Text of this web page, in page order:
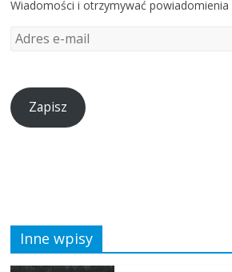
Wiadomości i otrzymywać powiadomienia
Zapisz
Inne wpisy